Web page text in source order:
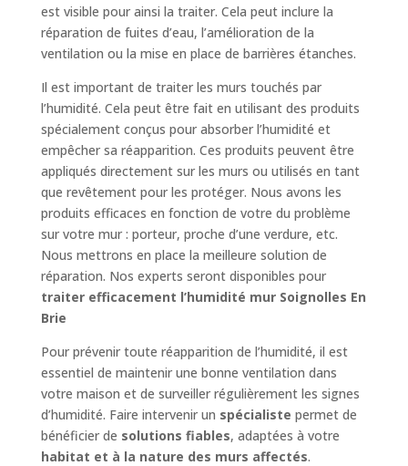
est visible pour ainsi la traiter. Cela peut inclure la
réparation de fuites d’eau, l’amélioration de la
ventilation ou la mise en place de barrières étanches.
Il est important de traiter les murs touchés par
l’humidité. Cela peut être fait en utilisant des produits
spécialement conçus pour absorber l’humidité et
empêcher sa réapparition. Ces produits peuvent être
appliqués directement sur les murs ou utilisés en tant
que revêtement pour les protéger. Nous avons les
produits efficaces en fonction de votre du problème
sur votre mur : porteur, proche d’une verdure, etc.
Nous mettrons en place la meilleure solution de
réparation. Nos experts seront disponibles pour
traiter efficacement l’humidité mur Soignolles En
Brie
Pour prévenir toute réapparition de l’humidité, il est
essentiel de maintenir une bonne ventilation dans
votre maison et de surveiller régulièrement les signes
d’humidité. Faire intervenir un spécialiste permet de
bénéficier de solutions fiables, adaptées à votre
habitat et à la nature des murs affectés.